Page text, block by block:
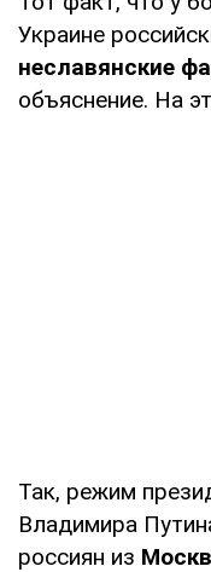
Украине
неславянские
объяснение. На
Так, режим
Владимира
россиян из